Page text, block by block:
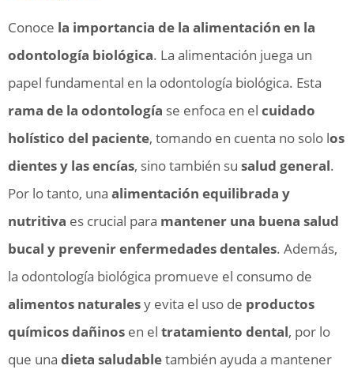
Conoce la importancia de la alimentación en la
odontología biológica. La alimentación juega un
papel fundamental en la odontología biológica. Esta
rama de la odontología se enfoca en el cuidado
holístico del paciente, tomando en cuenta no solo los
dientes y las encías, sino también su salud general.
Por lo tanto, una alimentación equilibrada y
nutritiva es crucial para mantener una buena salud
bucal y prevenir enfermedades dentales. Además,
la odontología biológica promueve el consumo de
alimentos naturalesy evita el uso de productos
químicos dañinos en el tratamiento dental, por lo
que una dieta saludabletambién ayuda a mantener